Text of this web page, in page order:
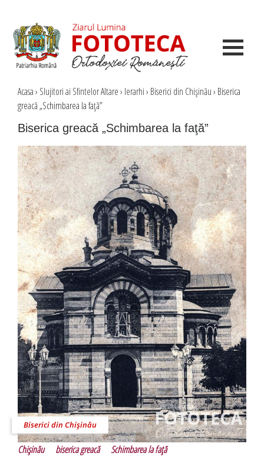
Acasa› Slujitori ai Sfintelor Altare› Ierarhi› Biserici din Chişinău› Biserica
greacă „Schimbarea la faţă”
Biserica greacă „Schimbarea la faţă”
Biserici din Chişinău
Chişinău biserica greacă Schimbarea la faţă